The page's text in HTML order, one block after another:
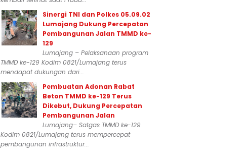
Sinergi TNI dan Polkes 05.09.02
Lumajang Dukung Percepatan
Pembangunan Jalan TMMD ke-
129
Lumajang – Pelaksanaan program
TMMD ke-129 Kodim 0821/Lumajang terus
mendapat dukungan dari...
Pembuatan Adonan Rabat
Beton TMMD ke-129 Terus
Dikebut, Dukung Percepatan
Pembangunan Jalan
Lumajang– Satgas TMMD ke-129
Kodim 0821/Lumajang terus mempercepat
pembangunan infrastruktur...